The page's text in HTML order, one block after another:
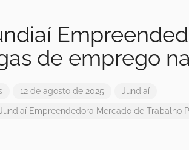
de emprego
12 de agosto de 2025 Jundiaí
Jundiaí Empreendedora Mercado de Trabalho